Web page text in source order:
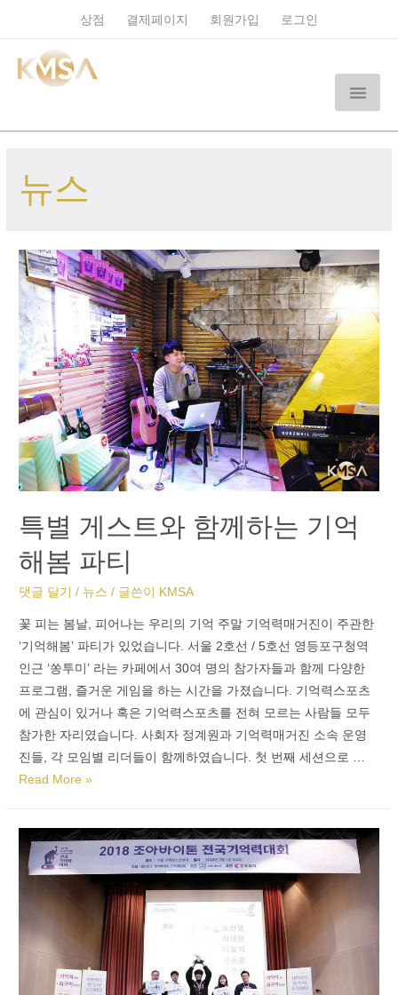
상점 결제페이지 회원가입 로그인
뉴스
특별 게스트와 함께하는 기억
해봄 파티
댓글 달기 / 뉴스 / 글쓴이 KMSA
꽃 피는 봄날, 피어나는 우리의 기억 주말 기억력매거진이 주관한
‘기억해봄’ 파티가 있었습니다. 서울 2호선 / 5호선 영등포구청역
인근 ‘쏭투미’ 라는 카페에서 30여 명의 참가자들과 함께 다양한
프로그램, 즐거운 게임을 하는 시간을 가졌습니다. 기억력스포츠
에 관심이 있거나 혹은 기억력스포츠를 전혀 모르는 사람들 모두
참가한 자리였습니다. 사회자 정계원과 기억력매거진 소속 운영
진들, 각 모임별 리더들이 함께하였습니다. 첫 번째 세션으로 …
Read More »